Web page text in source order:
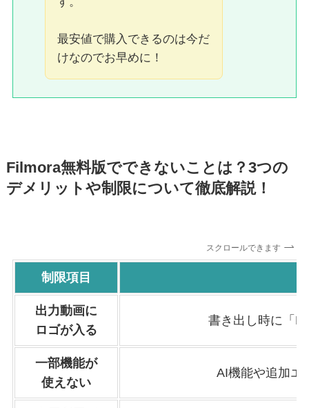
最安値で購入できるのは今だ
けなのでお早めに！
Filmora無料版でできないことは？3つの
デメリットや制限について徹底解説！
スクロールできます
制限項目
出力動画に
ロゴが入る
書き出し時に「
一部機能が
使えない
AI機能や追加エ